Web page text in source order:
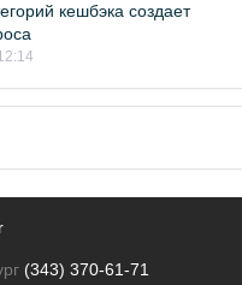
кешбэка создает
(343) 370-61-71